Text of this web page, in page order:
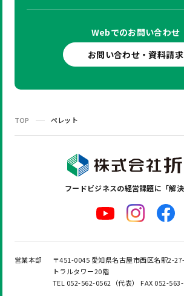
Webでのお問い合わせ
お問い合わせ・資料請求
TOP ペレット
フードビジネスの経営課題に「解
営業本部
〒451-0045 愛知県名古屋市西区名駅2-
トラルタワー20階
TEL 052-562-0562（代表） FAX 052-